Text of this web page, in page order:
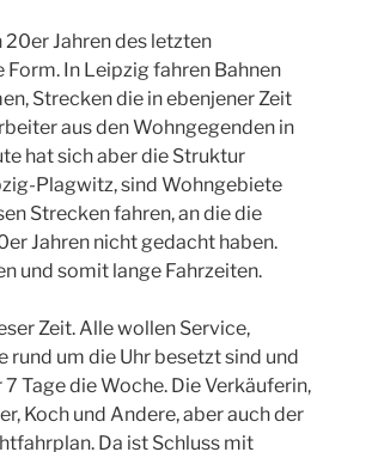
20er Jahren des letzten
In Leipzig fahren Bahnen
Strecken die in ebenjener Zeit
aus den Wohngegenden in
hat sich aber die Struktur
Plagwitz, sind Wohngebiete
Strecken fahren, an die die
Jahren nicht gedacht haben.
und somit lange Fahrzeiten.
Zeit. Alle wollen Service,
rund um die Uhr besetzt sind und
Tage die Woche. Die Verkäuferin,
Koch und Andere, aber auch der
Da ist Schluss mit